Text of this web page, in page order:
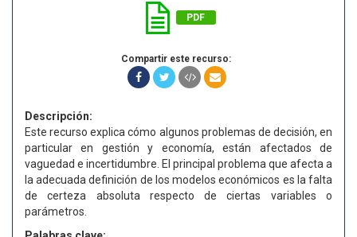
PDF
Compartir este recurso:
Descripción:
Este recurso explica cómo algunos problemas de decisión, en
particular en gestión y economía, están afectados de
vaguedad e incertidumbre. El principal problema que afecta a
la adecuada definición de los modelos económicos es la falta
de certeza absoluta respecto de ciertas variables o
parámetros.